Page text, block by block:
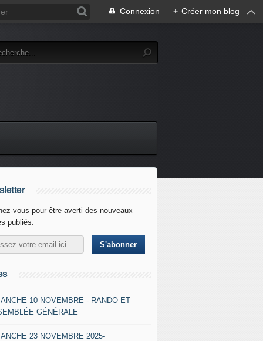
Connexion + Créer mon blog
vous pour être averti des nouveaux
publiés.
10 NOVEMBRE - RANDO ET
GÉNÉRALE
23 NOVEMBRE 2025-